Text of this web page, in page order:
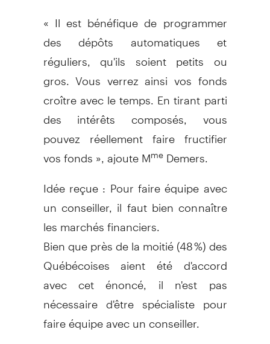
« Il est bénéfique de programmer
des dépôts automatiques et
réguliers, qu'ils soient petits ou
gros. Vous verrez ainsi vos fonds
croître avec le temps. En tirant parti
des intérêts composés, vous
pouvez réellement faire fructifier
vos fonds », ajoute MmeDemers.
Idée reçue : Pour faire équipe avec
un conseiller, il faut bien connaître
les marchés financiers.
Bien que près de la moitié (48 %) des
Québécoises aient été d'accord
avec cet énoncé, il n'est pas
nécessaire d'être spécialiste pour
faire équipe avec un conseiller.